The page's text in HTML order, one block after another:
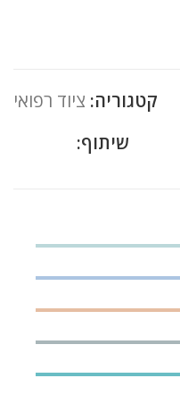
קטגוריה: ציוד רפואי
שיתוף: